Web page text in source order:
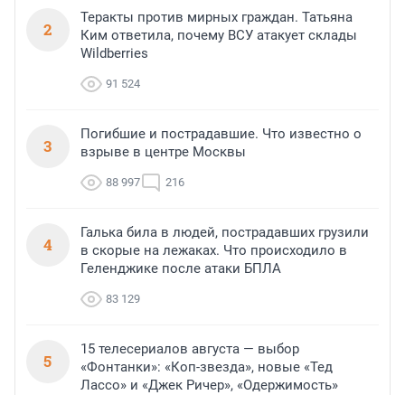
2
Теракты против мирных граждан. Татьяна
Ким ответила, почему ВСУ атакует склады
Wildberries
91 524
3
Погибшие и пострадавшие. Что известно о
взрыве в центре Москвы
88 997 216
4
Галька била в людей, пострадавших грузили
в скорые на лежаках. Что происходило в
Геленджике после атаки БПЛА
83 129
5
15 телесериалов августа — выбор
«Фонтанки»: «Коп-звезда», новые «Тед
Лассо» и «Джек Ричер», «Одержимость»